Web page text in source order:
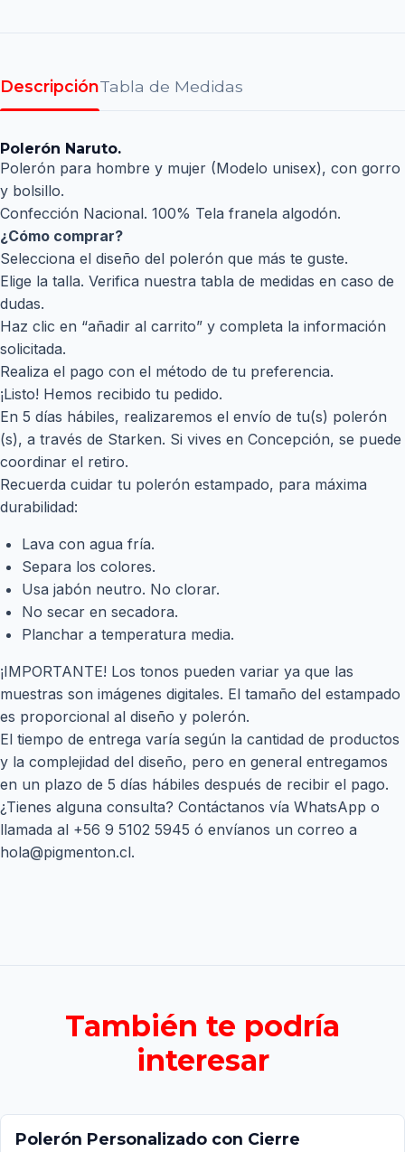
DescripciónTabla de Medidas
Polerón Naruto.
Polerón para hombre y mujer (Modelo unisex), con gorro
y bolsillo.
Confección Nacional. 100% Tela franela algodón.
¿Cómo comprar?
Selecciona el diseño del polerón que más te guste.
Elige la talla. Verifica nuestra tabla de medidas en caso de
dudas.
Haz clic en “añadir al carrito” y completa la información
solicitada.
Realiza el pago con el método de tu preferencia.
¡Listo! Hemos recibido tu pedido.
En 5 días hábiles, realizaremos el envío de tu(s) polerón
(s), a través de Starken. Si vives en Concepción, se puede
coordinar el retiro.
Recuerda cuidar tu polerón estampado, para máxima
durabilidad:
Lava con agua fría.
Separa los colores.
Usa jabón neutro. No clorar.
No secar en secadora.
Planchar a temperatura media.
¡IMPORTANTE! Los tonos pueden variar ya que las
muestras son imágenes digitales. El tamaño del estampado
es proporcional al diseño y polerón.
El tiempo de entrega varía según la cantidad de productos
y la complejidad del diseño, pero en general entregamos
en un plazo de 5 días hábiles después de recibir el pago.
¿Tienes alguna consulta? Contáctanos vía WhatsApp o
llamada al +56 9 5102 5945 ó envíanos un correo a
hola@pigmenton.cl.
También te podría
interesar
Polerón Personalizado con Cierre